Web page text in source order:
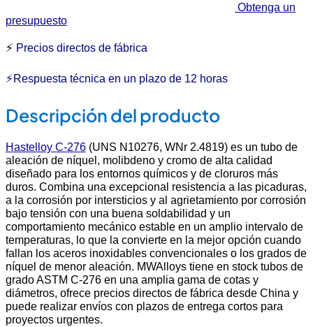
Obtenga un
presupuesto
⚡ Precios directos de fábrica
⚡Respuesta técnica en un plazo de 12 horas
Descripción del producto
Hastelloy C-276 (UNS N10276, WNr 2.4819) es un tubo de
aleación de níquel, molibdeno y cromo de alta calidad
diseñado para los entornos químicos y de cloruros más
duros. Combina una excepcional resistencia a las picaduras,
a la corrosión por intersticios y al agrietamiento por corrosión
bajo tensión con una buena soldabilidad y un
comportamiento mecánico estable en un amplio intervalo de
temperaturas, lo que la convierte en la mejor opción cuando
fallan los aceros inoxidables convencionales o los grados de
níquel de menor aleación. MWAlloys tiene en stock tubos de
grado ASTM C-276 en una amplia gama de cotas y
diámetros, ofrece precios directos de fábrica desde China y
puede realizar envíos con plazos de entrega cortos para
proyectos urgentes.